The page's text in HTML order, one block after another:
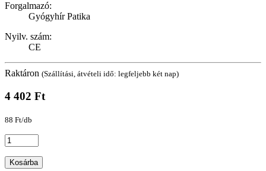
Forgalmazó:
Gyógyhír Patika
Nyilv. szám:
CE
Raktáron (Szállítási, átvételi idő: legfeljebb két nap)
4 402 Ft
88 Ft/db
Kosárba